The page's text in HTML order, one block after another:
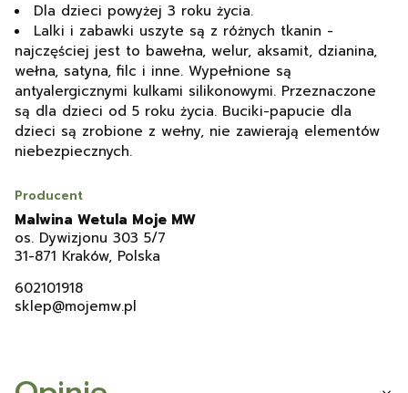
Dla dzieci powyżej 3 roku życia.
Lalki i zabawki uszyte są z różnych tkanin -
najczęściej jest to bawełna, welur, aksamit, dzianina,
wełna, satyna, filc i inne. Wypełnione są
antyalergicznymi kulkami silikonowymi. Przeznaczone
są dla dzieci od 5 roku życia. Buciki-papucie dla
dzieci są zrobione z wełny, nie zawierają elementów
niebezpiecznych.
Producent
Malwina Wetula Moje MW
os. Dywizjonu 303 5/7
31-871 Kraków, Polska
602101918
sklep@mojemw.pl